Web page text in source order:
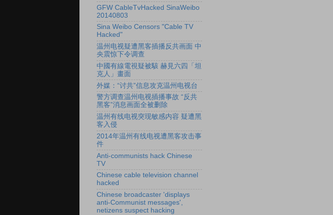
GFW CableTvHacked SinaWeibo
20140803
Sina Weibo Censors "Cable TV
Hacked"
温州电视疑遭黑客插播反共画面 中
央震惊下令调查
中國有線電視疑被駭 赫見六四「坦
克人」畫面
外媒：“讨共”信息攻克温州电视台
警方调查温州电视插播事故 “反共
黑客”消息画面全被删除
温州有线电视突现敏感内容 疑遭黑
客入侵
2014年温州有线电视遭黑客攻击事
件
Anti-communists hack Chinese
TV
Chinese cable television channel
hacked
Chinese broadcaster 'displays
anti-Communist messages',
netizens suspect hacking